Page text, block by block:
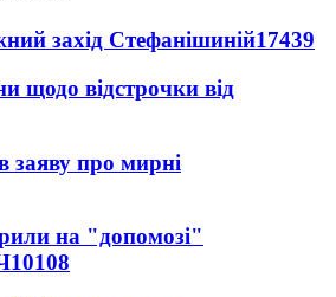
захід Стефанішиній17439
щодо відстрочки від
заяву про мирні
на "допомозі"
10108